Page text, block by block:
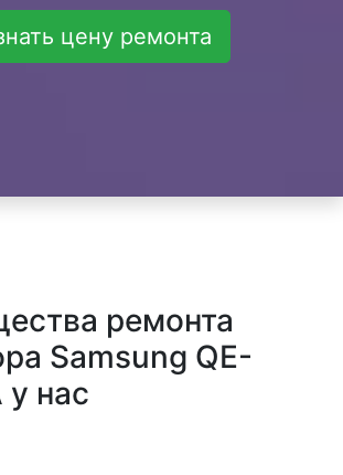
цену ремонта
ремонта
Samsung QE-
у нас